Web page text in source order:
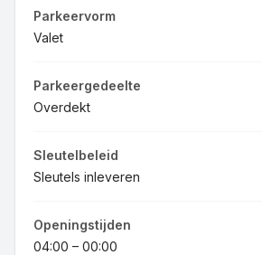
Parkeervorm
Valet
Parkeergedeelte
Overdekt
Sleutelbeleid
Sleutels inleveren
Openingstijden
04:00 – 00:00